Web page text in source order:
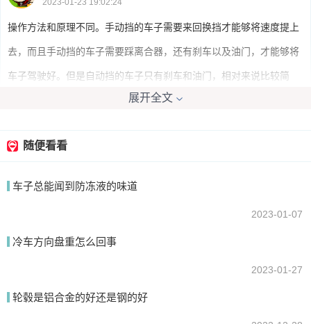
操作方法和原理不同。手动挡的车子需要来回换挡才能够将速度提上
去，而且手动挡的车子需要踩离合器，还有刹车以及油门，才能够将
车子驾驶好。但是自动挡的车子只有刹车和油门，相对来说比较简
我要回答
提交
展开全文
随便看看
车子总能闻到防冻液的味道
2023-01-07
冷车方向盘重怎么回事
2023-01-27
轮毂是铝合金的好还是钢的好